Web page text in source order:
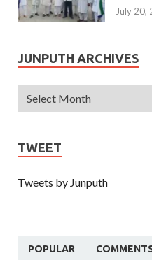
July 20,
JUNPUTH ARCHIVES
TWEET
Tweets by Junputh
POPULAR